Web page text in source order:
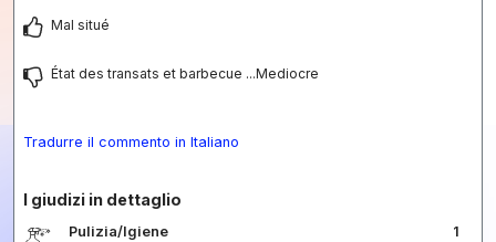
Mal situé
État des transats et barbecue ...Mediocre
Tradurre il commento in Italiano
I giudizi in dettaglio
Pulizia/Igiene 1